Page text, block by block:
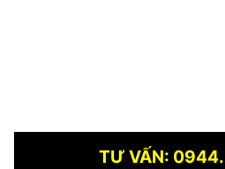
TƯ VẤN: